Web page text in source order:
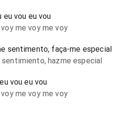
eu vou eu vou
me voy me voy
sentimento, faça-me especial
sentimiento, hazme especial
vou eu vou
me voy me voy